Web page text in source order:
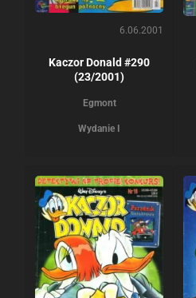
6.06.2001
Kaczor Donald #290
(23/2001)
Egmont
Wydanie I